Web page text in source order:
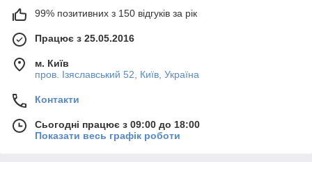
99% позитивних з 150 відгуків за рік
Працює з 25.05.2016
м. Київ
пров. Ізяславський 52, Київ, Україна
Контакти
Сьогодні працює з 09:00 до 18:00
Показати весь графік роботи